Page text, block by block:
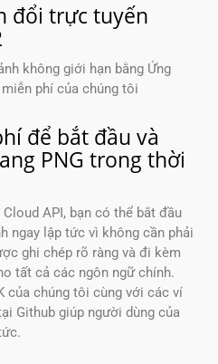
đổi trực tuyến
không giới hạn bằng Ứng
phí của chúng tôi
để bắt đầu và
PNG trong thời
API, bạn có thể bắt đầu
ngay lập tức vì không cần phải
ghi chép rõ ràng và đi kèm
tất cả các ngôn ngữ chính.
của chúng tôi cùng với các ví
Github giúp người dùng của